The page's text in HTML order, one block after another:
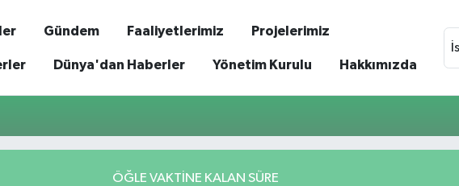
Gündem Faaliyetlerimiz Projelerimiz
Dünya'dan Haberler Yönetim Kurulu Hakkımızda
ÖĞLE VAKTİNE KALAN SÜRE